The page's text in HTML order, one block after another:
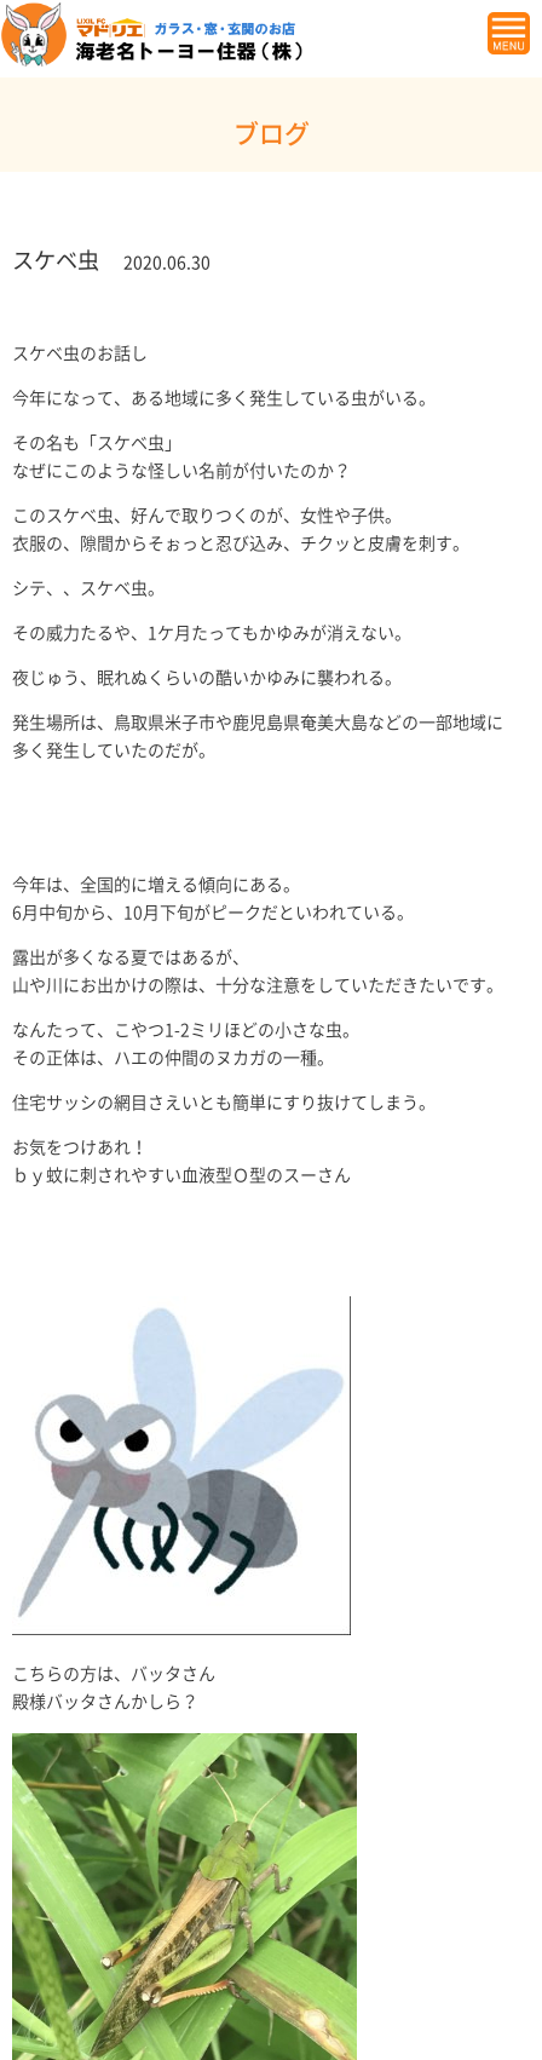
ブログ
スケベ虫 2020.06.30
スケベ虫のお話し
今年になって、ある地域に多く発生している虫がいる。
その名も「スケベ虫」
なぜにこのような怪しい名前が付いたのか？
このスケベ虫、好んで取りつくのが、女性や子供。
衣服の、隙間からそぉっと忍び込み、チクッと皮膚を刺す。
シテ、、スケベ虫。
その威力たるや、1ケ月たってもかゆみが消えない。
夜じゅう、眠れぬくらいの酷いかゆみに襲われる。
発生場所は、鳥取県米子市や鹿児島県奄美大島などの一部地域に
多く発生していたのだが。
今年は、全国的に増える傾向にある。
6月中旬から、10月下旬がピークだといわれている。
露出が多くなる夏ではあるが、
山や川にお出かけの際は、十分な注意をしていただきたいです。
なんたって、こやつ1-2ミリほどの小さな虫。
その正体は、ハエの仲間のヌカガの一種。
住宅サッシの網目さえいとも簡単にすり抜けてしまう。
お気をつけあれ！
ｂｙ蚊に刺されやすい血液型Ｏ型のスーさん
こちらの方は、バッタさん
殿様バッタさんかしら？